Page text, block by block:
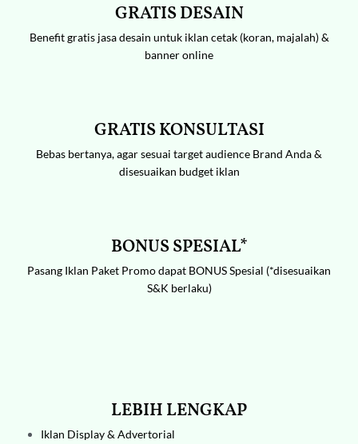
GRATIS DESAIN
Benefit gratis jasa desain untuk iklan cetak (koran, majalah) &
banner online
GRATIS KONSULTASI
Bebas bertanya, agar sesuai target audience Brand Anda &
disesuaikan budget iklan
BONUS SPESIAL*
Pasang Iklan Paket Promo dapat BONUS Spesial (*disesuaikan
S&K berlaku)
LEBIH LENGKAP
Iklan Display & Advertorial